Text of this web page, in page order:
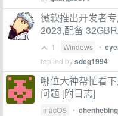
微软推出开发者
2023,配备
1 Windows •
replied bysdcg1994
哪位大神帮忙看
问题 [附日志]
macOS •